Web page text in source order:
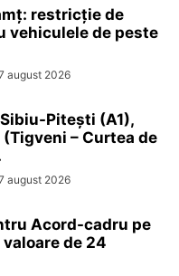
restricție de
vehiculele de peste
august 2026
Pitești (A1),
– Curtea de
august 2026
Acord-cadru pe
de 24